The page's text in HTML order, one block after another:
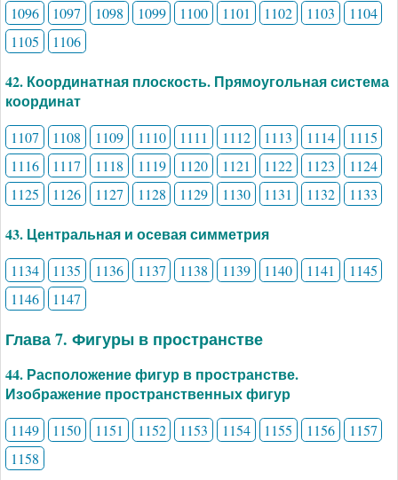
1096 1097 1098 1099 1100 1101 1102 1103
1104
1105
1106
42. Координатная плоскость. Прямоугольная система
координат
1107 1108 1109 1110 1111 1112 1113 1114
1115
1116
1117 1118 1119 1120 1121 1122 1123
1124
1125
1126 1127 1128 1129 1130 1131 1132 1133
43. Центральная и осевая симметрия
1134 1135 1136 1137 1138 1139 1140 1141
1145
1146
1147
Глава 7. Фигуры в пространстве
44. Расположение фигур в пространстве.
Изображение пространственных фигур
1149 1150 1151 1152 1153 1154 1155 1156
1157
1158